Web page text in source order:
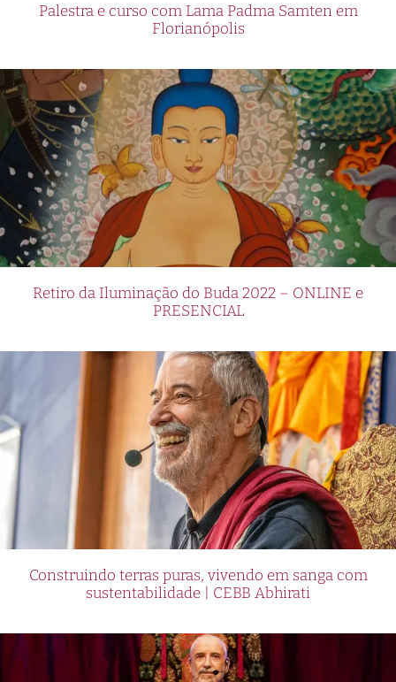
Palestra e curso com Lama Padma Samten em
Florianópolis
Retiro da Iluminação do Buda 2022 – ONLINE e
PRESENCIAL
Construindo terras puras, vivendo em sanga com
sustentabilidade | CEBB Abhirati